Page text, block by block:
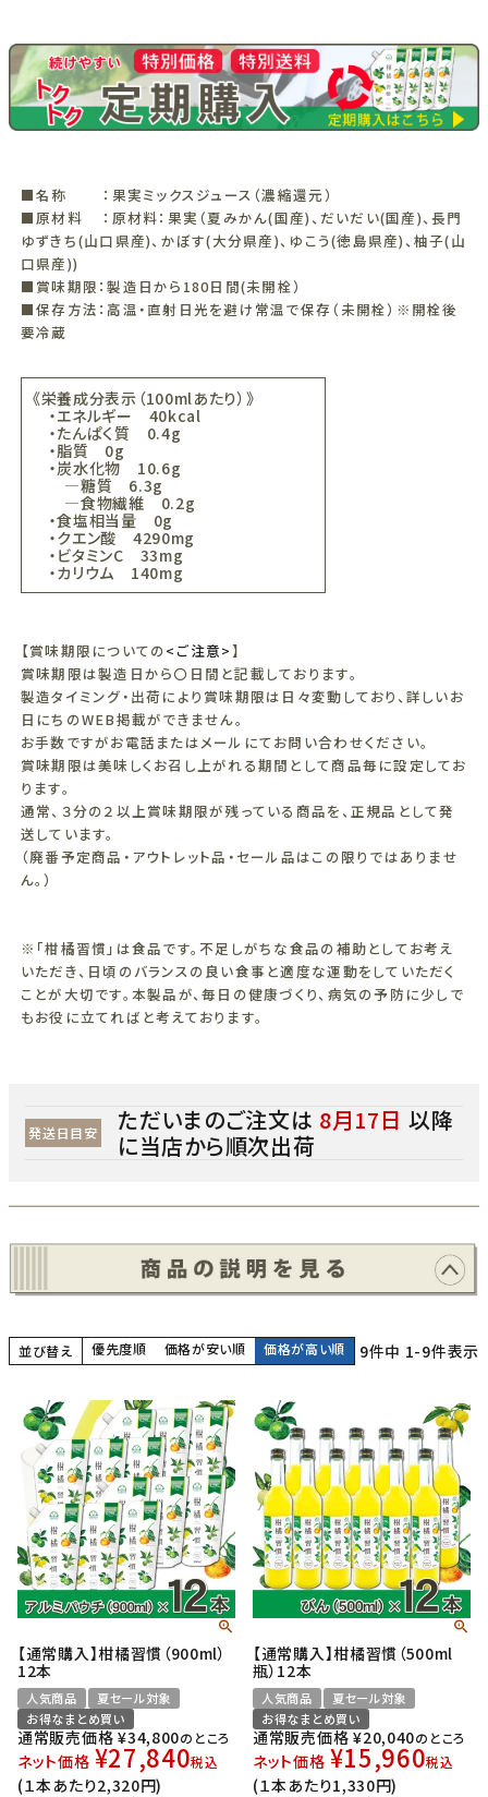
■名称 ：果実ミックスジュース（濃縮還元）
■原材料 ：原材料：果実（夏みかん(国産)、だいだい(国産)、長門
ゆずきち(山口県産)、かぼす(大分県産)、ゆこう(徳島県産)、柚子(山
口県産))
■賞味期限：製造日から180日間(未開栓）
■保存方法：高温・直射日光を避け常温で保存（未開栓）※開栓後
要冷蔵
《栄養成分表示（100mlあたり）》
・エネルギー 40kcal
・たんぱく質 0.4g
・脂質 0g
・炭水化物 10.6g
―糖質 6.3g
―食物繊維 0.2g
・食塩相当量 0g
・クエン酸 4290mg
・ビタミンC 33mg
・カリウム 140mg
【賞味期限についての<ご注意>】
賞味期限は製造日から〇日間と記載しております。
製造タイミング・出荷により賞味期限は日々変動しており、詳しいお
日にちのWEB掲載ができません。
お手数ですがお電話またはメールにてお問い合わせください。
賞味期限は美味しくお召し上がれる期間として商品毎に設定してお
ります。
通常、３分の２以上賞味期限が残っている商品を、正規品として発
送しています。
（廃番予定商品・アウトレット品・セール品はこの限りではありませ
ん。）
※「柑橘習慣」は食品です。不足しがちな食品の補助としてお考え
いただき、日頃のバランスの良い食事と適度な運動をしていただく
ことが大切です。本製品が、毎日の健康づくり、病気の予防に少しで
もお役に立てればと考えております。
発送日目安 ただいまのご注文は 8月17日 以降
に当店から順次出荷
並び替え 優先度順 価格が安い順 価格が高い順 9件中 1-9件表示
【通常購入】柑橘習慣（900ml）
12本
人気商品
夏セール対象
お得なまとめ買い
通常販売価格 ¥34,800のところ
ネット価格 ¥27,840税込
(１本あたり2,320円)
【通常購入】柑橘習慣（500ml
瓶）12本
人気商品
夏セール対象
お得なまとめ買い
通常販売価格 ¥20,040のところ
ネット価格 ¥15,960税込
(１本あたり1,330円)